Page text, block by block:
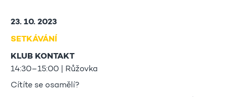
23. 10. 2023
SETKÁVÁNÍ
KLUB KONTAKT
14:30–15:00 | Růžovka
Cítíte se osamělí?